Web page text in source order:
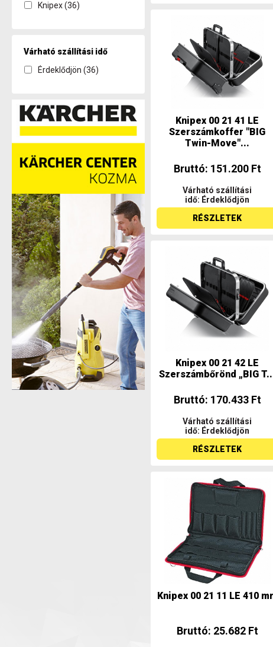
Knipex (36)
Várható szállítási idő
Érdeklődjön (36)
Knipex 00 21 41 LE
Szerszámkoffer "BIG
Twin-Move"...
Bruttó: 151.200 Ft
Várható szállítási
idő: Érdeklődjön
RÉSZLETEK
Knipex 00 21 42 LE
Szerszámbőrönd „BIG
Bruttó: 170.433 Ft
Várható szállítási
idő: Érdeklődjön
RÉSZLETEK
Knipex 00 21 11 LE 410
Bruttó: 25.682 Ft